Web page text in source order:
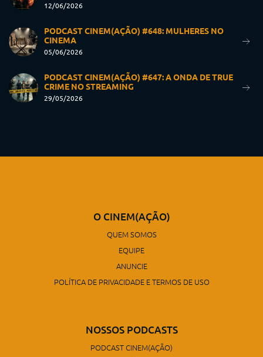
12/06/2026
PODCAST CINEM(AÇÃO) #648: MULHERES NO
CINEMA
05/06/2026
PODCAST CINEM(AÇÃO) #647: A ONDA DE TRUE
CRIME NO STREAMING
29/05/2026
O CINEM(AÇÃO)
QUEM SOMOS
EQUIPE
ANUNCIE
POLÍTICA DE PRIVACIDADE E TERMOS DE USO
NOSSOS PODCASTS
PODCAST CINEM(AÇÃO)